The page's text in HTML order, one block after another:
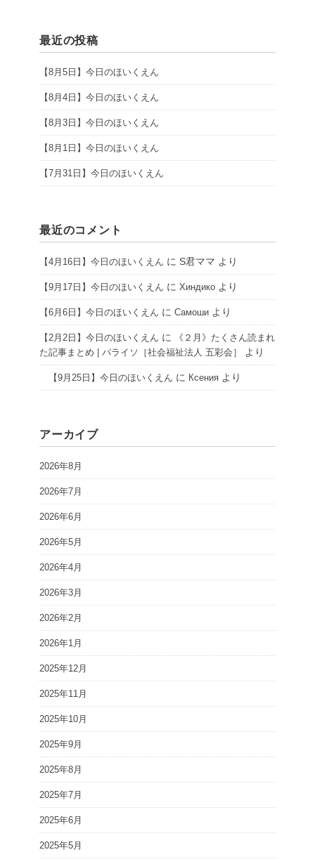
最近の投稿
【8月5日】今日のほいくえん
【8月4日】今日のほいくえん
【8月3日】今日のほいくえん
【8月1日】今日のほいくえん
【7月31日】今日のほいくえん
最近のコメント
【4月16日】今日のほいくえん に S君ママ より
【9月17日】今日のほいくえん に Хиндико より
【6月6日】今日のほいくえん に Самоши より
【2月2日】今日のほいくえん に
《２月》たくさん読まれ
た記事まとめ | パライソ［社会福祉法人 五彩会］
より
【9月25日】今日のほいくえん に Ксения より
アーカイブ
2026年8月
2026年7月
2026年6月
2026年5月
2026年4月
2026年3月
2026年2月
2026年1月
2025年12月
2025年11月
2025年10月
2025年9月
2025年8月
2025年7月
2025年6月
2025年5月